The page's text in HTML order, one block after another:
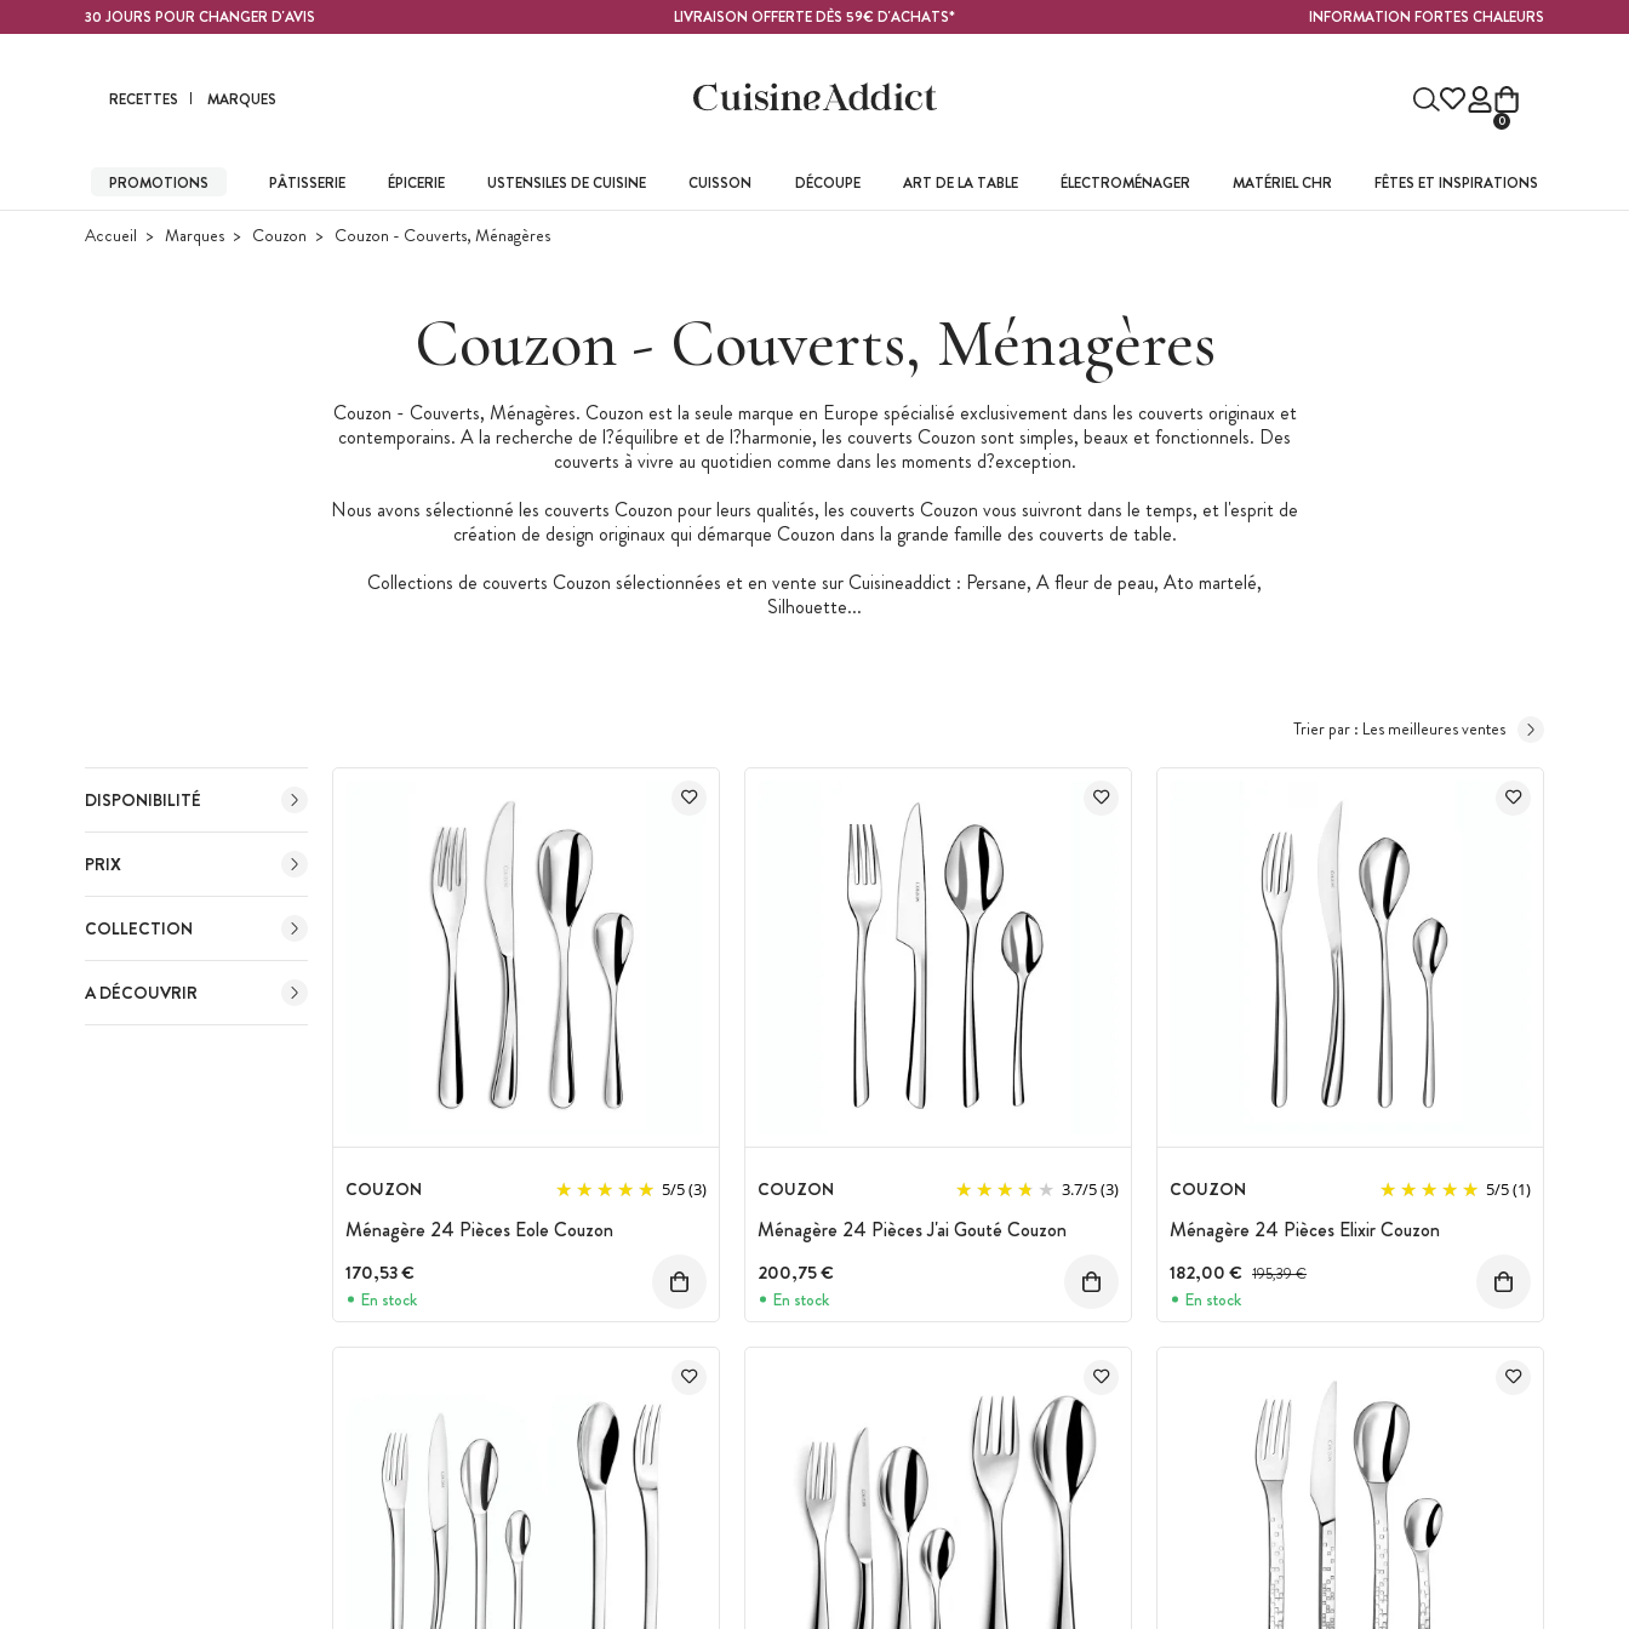
Contenu principal30 JOURS POUR CHANGER D'AVIS LIVRAISON OFFERTE DÈS 59€ D'ACHATS* INFORMATION FORTES CHALEURS
RECETTES MARQUES
0
PROMOTIONS PÂTISSERIE ÉPICERIE USTENSILES DE CUISINE CUISSON DÉCOUPE ART DE LA TABLE ÉLECTROMÉNAGER MATÉRIEL CHR FÊTES ET INSPIRATIONS
Accueil Marques Couzon Couzon - Couverts, Ménagères
Couzon - Couverts, Ménagères
Couzon - Couverts, Ménagères. Couzon est la seule marque en Europe spécialisé exclusivement dans les couverts originaux et
contemporains. A la recherche de l?équilibre et de l?harmonie, les couverts Couzon sont simples, beaux et fonctionnels. Des
couverts à vivre au quotidien comme dans les moments d?exception.
Nous avons sélectionné les couverts Couzon pour leurs qualités, les couverts Couzon vous suivront dans le temps, et l'esprit de
création de design originaux qui démarque Couzon dans la grande famille des couverts de table.
Collections de couverts Couzon sélectionnées et en vente sur Cuisineaddict : Persane, A fleur de peau, Ato martelé,
Silhouette...
Trier par : Les meilleures ventes
DISPONIBILITÉ
PRIX
COLLECTION
A DÉCOUVRIR
COUZON 5/5(3)
Ménagère 24 Pièces Eole Couzon
170,53 €
En stock
COUZON 3.7/5(3)
Ménagère 24 Pièces J'ai Gouté Couzon
200,75 €
En stock
COUZON 5/5(1)
Ménagère 24 Pièces Elixir Couzon
182,00 € Prix avant réduction :
195,39 €
En stock